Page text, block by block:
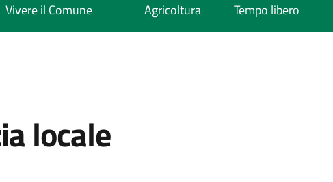
Vivere il Comune Agricoltura Tempo libero
locale